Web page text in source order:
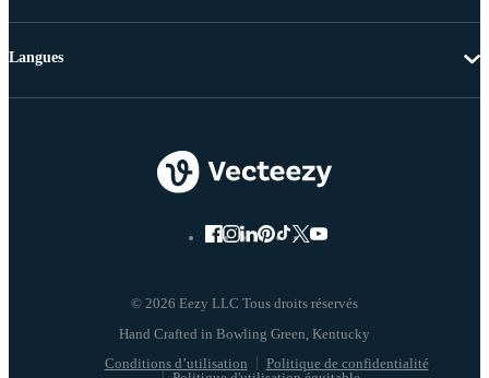
© 2026 Eezy LLC Tous droits réservés
Conditions d’utilisation
Politique de confidentialité
Langues